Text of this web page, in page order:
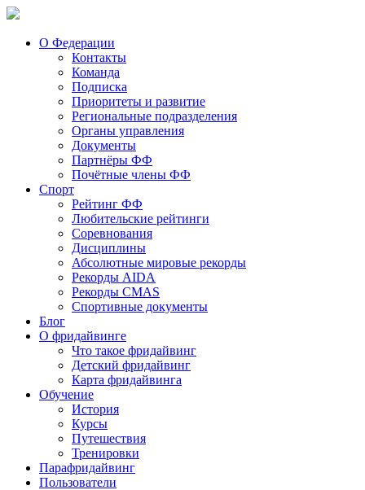
О Федерации
Контакты
Команда
Подписка
Приоритеты и развитие
Региональные подразделения
Органы управления
Документы
Партнёры ФФ
Почётные члены ФФ
Спорт
Рейтинг ФФ
Любительские рейтинги
Соревнования
Дисциплины
Абсолютные мировые рекорды
Рекорды AIDA
Рекорды CMAS
Спортивные документы
Блог
О фридайвинге
Что такое фридайвинг
Детский фридайвинг
Карта фридайвинга
Обучение
История
Курсы
Путешествия
Тренировки
Парафридайвинг
Пользователи